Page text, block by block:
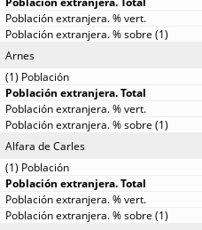
Arnes
Alfara de Carles